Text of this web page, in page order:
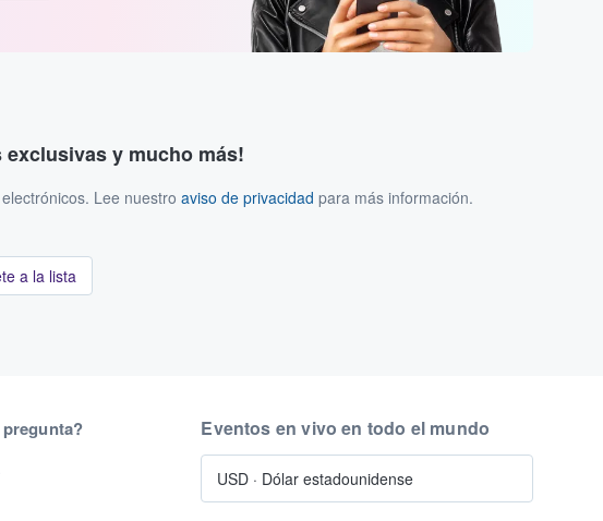
y mucho más!
Lee nuestro aviso de privacidad para más información.
a la lista
Eventos en vivo en todo el mundo
USD · Dólar estadounidense